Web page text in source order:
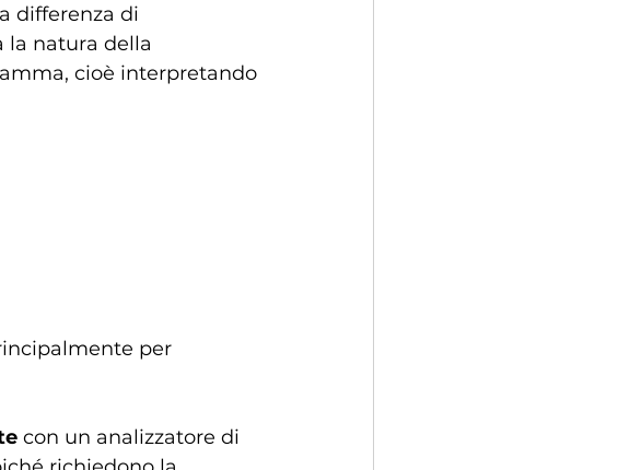
differenza di
la natura della
cioè interpretando
per
con un analizzatore di